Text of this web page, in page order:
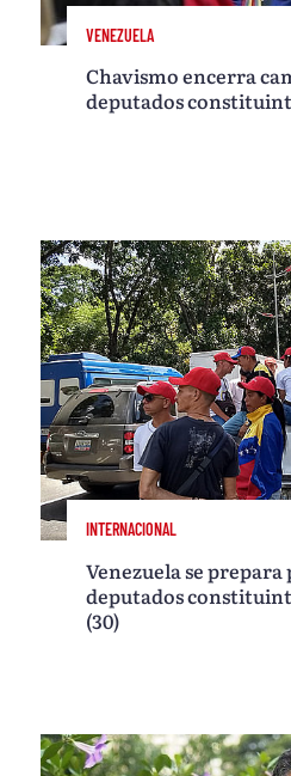
VENEZUELA
Chavismo encerra
deputados
INTERNACIONAL
Venezuela se prepara
deputados
(30)